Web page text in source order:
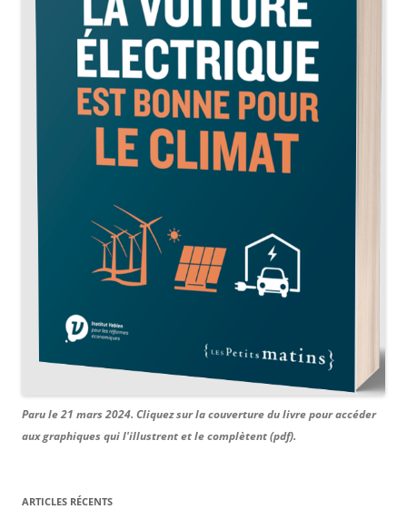
Paru le 21 mars 2024. Cliquez sur la couverture du livre pour accéder
aux graphiques qui l'illustrent et le complètent (pdf).
ARTICLES RÉCENTS